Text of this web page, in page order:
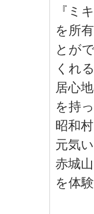
『ミ
を所
とが
くれ
居心
を持
昭和
元気
赤城
を体